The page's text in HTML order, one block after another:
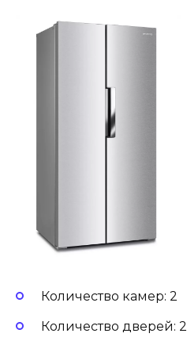
Количество камер: 2
Количество дверей: 2